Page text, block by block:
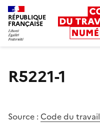
RÉPUBLIQUE
FRANÇAISE
R5221-1
Source : Code du travail